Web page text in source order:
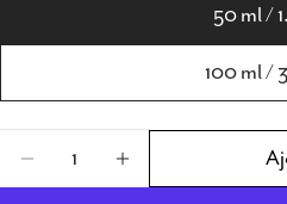
50 ml /
100 ml /
Diminuer La Quantité
Augmenter